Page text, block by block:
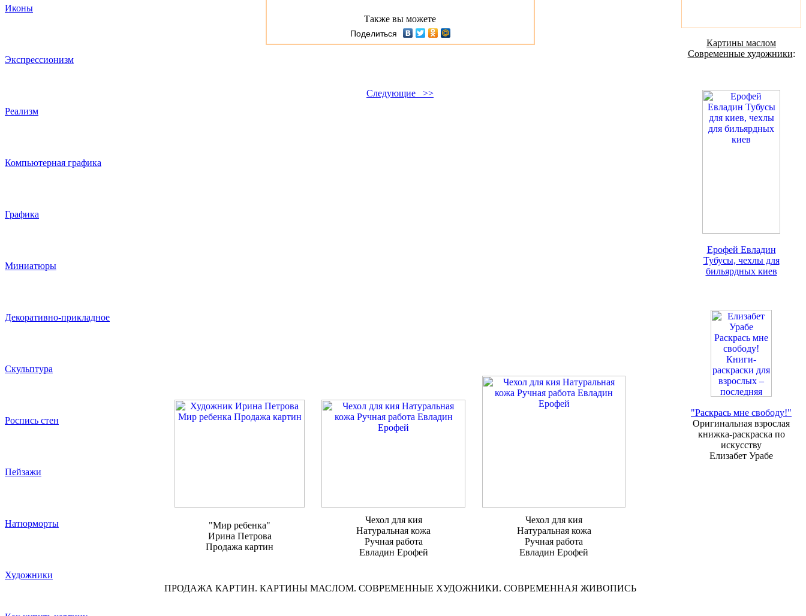
Иконы
Экспрессионизм
Реализм
Компьютерная графика
Графика
Миниатюры
Декоративно-прикладное
Скульптура
Роспись стен
Пейзажи
Натюрморты
Художники
Также вы можете
Поделиться
Следующие >>
"Мир ребенка"
Ирина Петрова
Продажа картин
Чехол для кия
Натуральная кожа
Ручная работа
Евладин Ерофей
Чехол для кия
Натуральная кожа
Ручная работа
Евладин Ерофей
ПРОДАЖА КАРТИН. КАРТИНЫ МАСЛОМ. СОВРЕМЕННЫЕ ХУДОЖНИКИ. СОВРЕМЕННАЯ ЖИВОПИСЬ
Картины маслом
Современные художники:
Ерофей Евладин
Тубусы, чехлы для
бильярдных киев
"Раскрась мне свободу!"
Оригинальная взрослая
книжка-раскраска по
искусству
Елизабет Урабе